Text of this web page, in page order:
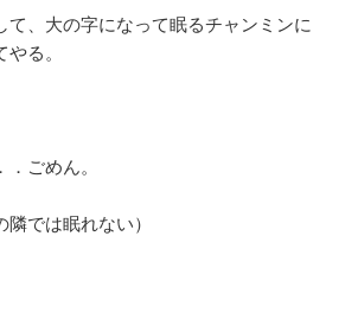
て、大の字になって眠るチャンミンに
る。
．ごめん。
では眠れない）